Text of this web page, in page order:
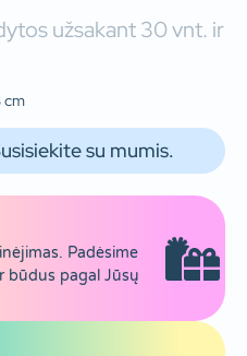
užsakant 30 vnt. ir
cm
su mumis.
Padėsime
būdus pagal Jūsų